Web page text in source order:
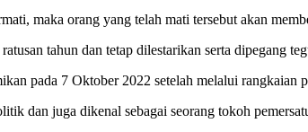
maka orang yang telah mati tersebut akan
tahun dan tetap dilestarikan serta dipegang
pada 7 Oktober 2022 setelah melalui rangkaian
dan juga dikenal sebagai seorang tokoh